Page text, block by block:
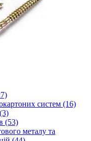
систем (16)
(53)
металу та